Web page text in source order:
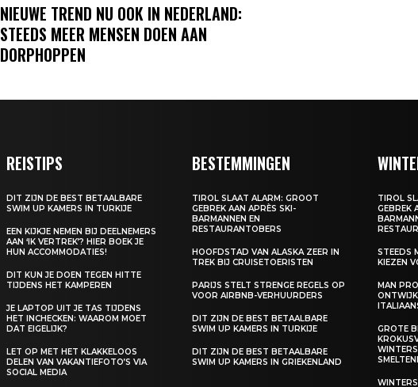
NIEUWE TREND NU OOK IN NEDERLAND:
STEEDS MEER MENSEN DOEN AAN
DORPHOPPEN
REISTIPS
DIT ZIJN DE BEST BETAALBARE
SWIM UP KAMERS IN TURKIJE
EEN KIJKJE NEMEN BIJ DEELNEMERS
AAN ‘IK VERTREK’? HIER BOEK JE
HUN ACCOMMODATIES!
DIT KUN JE DOEN TEGEN HITTE
TIJDENS HET KAMPEREN
JE LAPTOP UIT JE TAS TIJDENS
HET INCHECKEN: WAAROM MOET
DAT EIGELIJK?
LET OP MET HET KLAKKELOOS
DELEN VAN VAKANTIEFOTO’S VIA
SOCIAL MEDIA
BESTEMMINGEN
TIROL SLAAT ALARM: GROOT
GEBREK AAN APRÈS SKI-
BARMANNEN EN
RESTAURANTOBERS
HOOFDSTAD VAN ALASKA ZEER IN
TREK BIJ CRUISETOERISTEN
PARIJS STELT STRENGE REGELS OP
VOOR AIRBNB-VERHUURDERS
DIT ZIJN DE BEST BETAALBARE
SWIM UP KAMERS IN TURKIJE
DIT ZIJN DE BEST BETAALBARE
SWIM UP KAMERS IN GRIEKENLAND
TIROL
GEBREK
STEEDS
KIEZEN
MAN
GROTE